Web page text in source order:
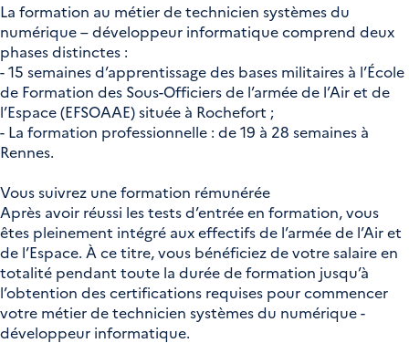
La formation au métier de technicien systèmes du
numérique – développeur informatique comprend deux
phases distinctes :
- 15 semaines d’apprentissage des bases militaires à l’École
de Formation des Sous-Officiers de l’armée de l’Air et de
l’Espace (EFSOAAE) située à Rochefort ;
- La formation professionnelle : de 19 à 28 semaines à
Rennes.
Vous suivrez une formation rémunérée
Après avoir réussi les tests d’entrée en formation, vous
êtes pleinement intégré aux effectifs de l’armée de l’Air et
de l’Espace. À ce titre, vous bénéficiez de votre salaire en
totalité pendant toute la durée de formation jusqu’à
l’obtention des certifications requises pour commencer
votre métier de technicien systèmes du numérique -
développeur informatique.